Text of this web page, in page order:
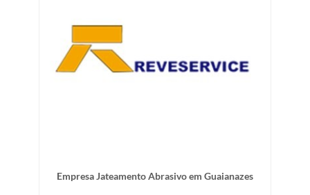
Empresa Jateamento Abrasivo em Guaianazes